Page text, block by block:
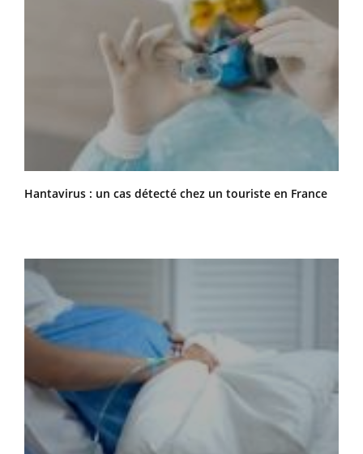
Hantavirus : un cas détecté chez un touriste en France